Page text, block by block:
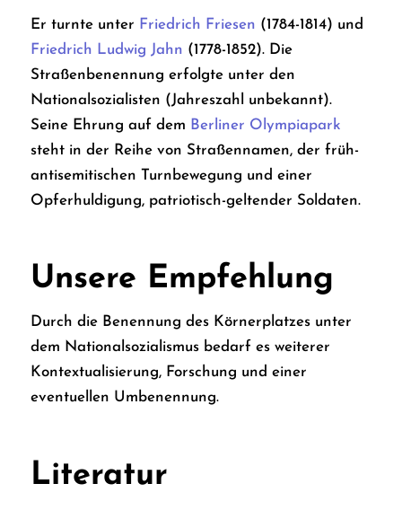
Er turnte unter Friedrich Friesen (1784-1814) und
Friedrich Ludwig Jahn (1778-1852). Die
Straßenbenennung erfolgte unter den
Nationalsozialisten (Jahreszahl unbekannt).
Seine Ehrung auf dem Berliner Olympiapark
steht in der Reihe von Straßennamen, der früh-
antisemitischen Turnbewegung und einer
Opferhuldigung, patriotisch-geltender Soldaten.
Unsere Empfehlung
Durch die Benennung des Körnerplatzes unter
dem Nationalsozialismus bedarf es weiterer
Kontextualisierung, Forschung und einer
eventuellen Umbenennung.
Literatur